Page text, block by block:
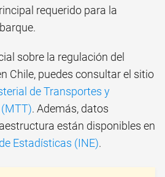
requerido para la
sobre la regulación del
Chile, puedes consultar el sitio
de Transportes y
. Además, datos
están disponibles en
Estadísticas (INE).